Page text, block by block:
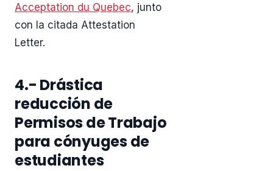
Acceptation du Quebec, junto
con la citada Attestation
Letter.
4.- Drástica
reducción de
Permisos de Trabajo
para cónyuges de
estudiantes